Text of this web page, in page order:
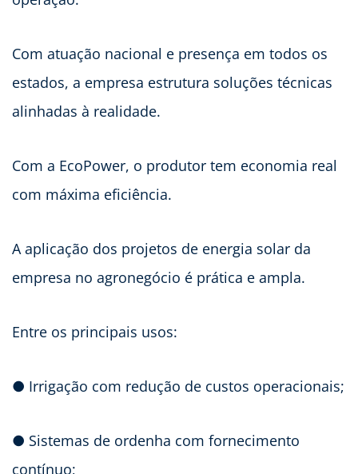
Com atuação nacional e presença em todos os
estados, a empresa estrutura soluções técnicas
alinhadas à realidade.
Com a EcoPower, o produtor tem economia real
com máxima eficiência.
A aplicação dos projetos de energia solar da
empresa no agronegócio é prática e ampla.
Entre os principais usos:
● Irrigação com redução de custos operacionais;
● Sistemas de ordenha com fornecimento
contínuo;